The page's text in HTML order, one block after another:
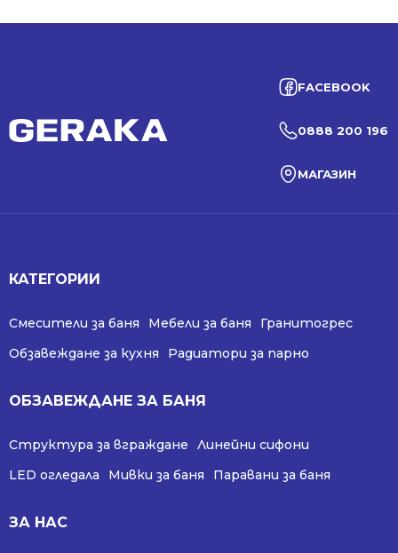
FACEBOOK
0888 200 196
МАГАЗИН
КАТЕГОРИИ
Смесители за баня Мебели за баня
Гранитогрес
Обзавеждане за кухня
Радиатори за парно
ОБЗАВЕЖДАНЕ ЗА БАНЯ
Структура за вграждане
Линейни сифони
LED огледала
Мивки за баня Паравани за баня
ЗА НАС